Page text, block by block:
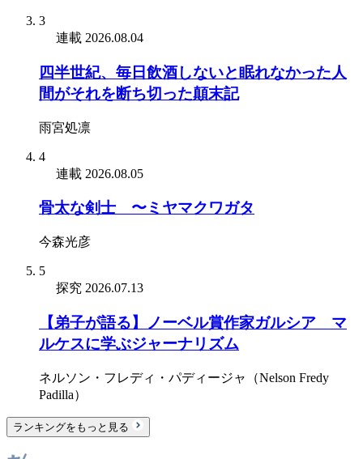
3
連載 2026.08.04
四半世紀、毎日飲酒しないと眠れなかった人
間がそれを断ち切った顛末記
雨宮処凛
4
連載 2026.08.05
骨太な剣士 〜ミヤマクワガタ
今森光彦
5
探究 2026.07.13
【弟子が語る】ノーベル賞作家ガルシア゠マ
ルケスに学ぶジャーナリズム
ネルソン・フレディ・パディージャ（Nelson Fredy
Padilla）
ランキングをもっと見る